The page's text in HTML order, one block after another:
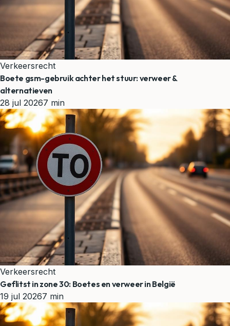
Verkeersrecht
Boete gsm-gebruik achter het stuur: verweer &
alternatieven
28 jul 20267 min
Verkeersrecht
Geflitst in zone 30: Boetes en verweer in België
19 jul 20267 min